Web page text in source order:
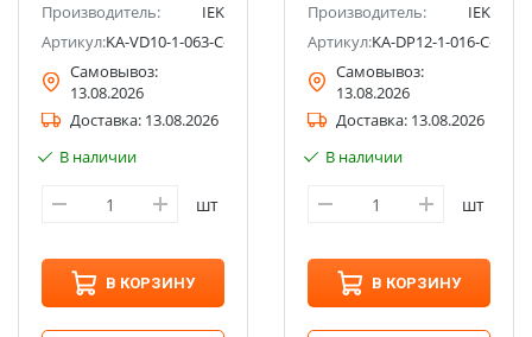
Производитель:
IEK
Артикул:KA-VD10-1-063-C-300-AC-1S
Самовывоз:
13.08.2026
Доставка: 13.08.2026
В наличии
шт
В КОРЗИНУ
тип AC IEK
Производитель:
IEK
Артикул:KA-DP12-1-016-C-030-
Самовывоз:
13.08.2026
Доставка: 13.08.2026
В наличии
шт
В КОРЗИНУ